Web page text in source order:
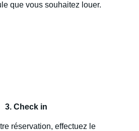
que vous souhaitez louer.
3. Check in
réservation, effectuez le